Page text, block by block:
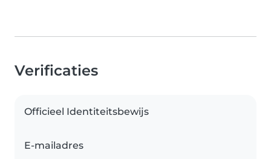
Verificaties
Officieel Identiteitsbewijs
E-mailadres